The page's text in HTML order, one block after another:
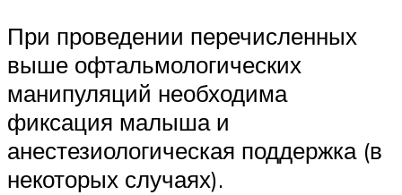
При проведении перечисленных
выше офтальмологических
манипуляций необходима
фиксация малыша и
анестезиологическая поддержка (в
некоторых случаях).